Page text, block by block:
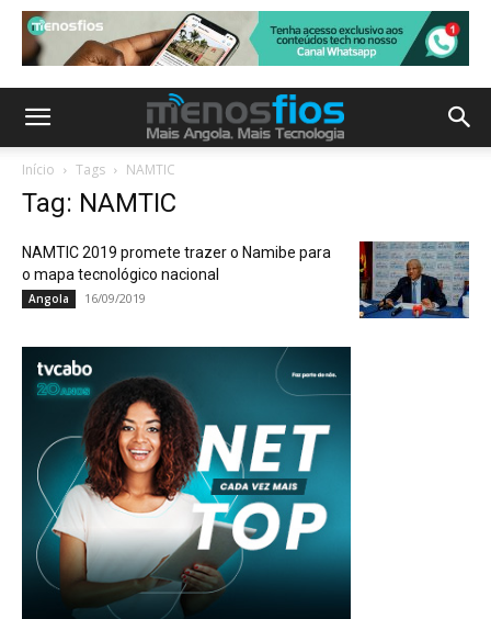
Início Tags NAMTIC
Tag: NAMTIC
NAMTIC 2019 promete trazer o Namibe para
o mapa tecnológico nacional
Angola 16/09/2019